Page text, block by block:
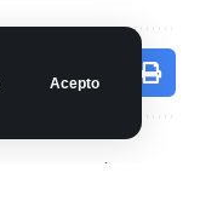
Acepto